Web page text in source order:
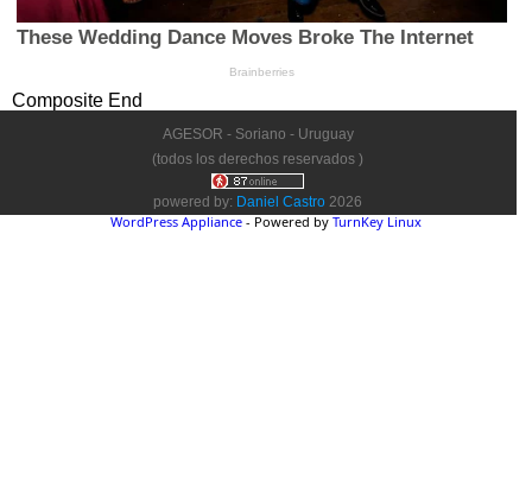
Composite End
AGESOR - Soriano - Uruguay
(todos los derechos reservados )
powered by: Daniel Castro 2026
WordPress Appliance- Powered byTurnKey Linux